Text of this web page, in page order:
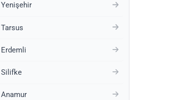
Yenişehir
Tarsus
Erdemli
Silifke
Anamur